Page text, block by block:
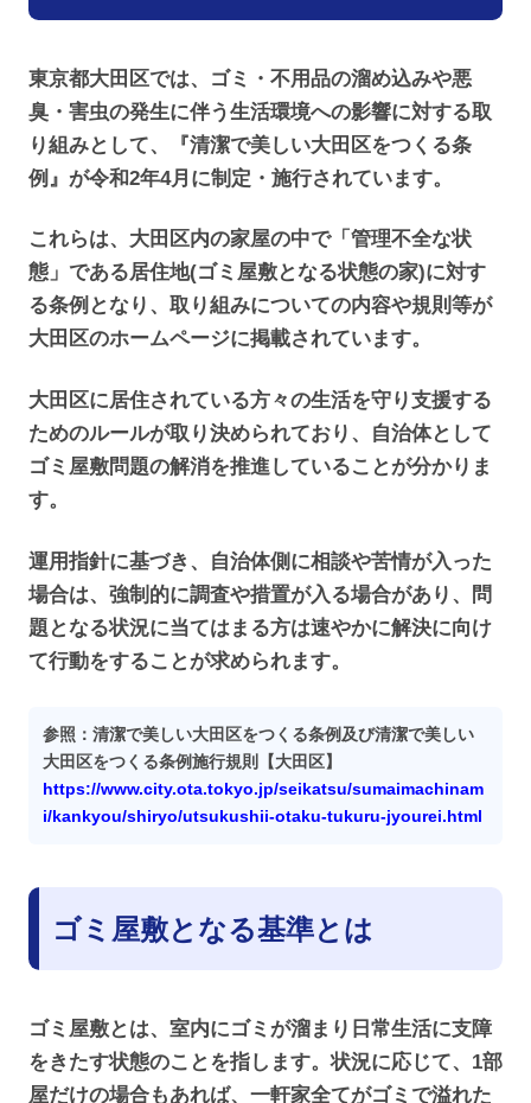
東京都大田区では、ゴミ・不用品の溜め込みや悪
臭・害虫の発生に伴う生活環境への影響に対する取
り組みとして、『清潔で美しい大田区をつくる条
例』が令和2年4月に制定・施行されています。
これらは、大田区内の家屋の中で「管理不全な状
態」である居住地(ゴミ屋敷となる状態の家)に対す
る条例となり、取り組みについての内容や規則等が
大田区のホームページに掲載されています。
大田区に居住されている方々の生活を守り支援する
ためのルールが取り決められており、自治体として
ゴミ屋敷問題の解消を推進していることが分かりま
す。
運用指針に基づき、自治体側に相談や苦情が入った
場合は、強制的に調査や措置が入る場合があり、問
題となる状況に当てはまる方は速やかに解決に向け
て行動をすることが求められます。
参照：清潔で美しい大田区をつくる条例及び清潔で美しい
大田区をつくる条例施行規則【大田区】
https://www.city.ota.tokyo.jp/seikatsu/sumaimachinam
i/kankyou/shiryo/utsukushii-otaku-tukuru-jyourei.html
ゴミ屋敷となる基準とは
ゴミ屋敷とは、室内にゴミが溜まり日常生活に支障
をきたす状態のことを指します。状況に応じて、1部
屋だけの場合もあれば、一軒家全てがゴミで溢れた